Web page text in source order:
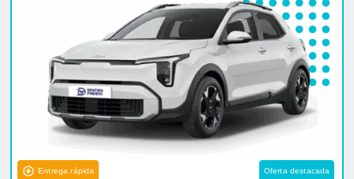
Entrega rápida Oferta destacada